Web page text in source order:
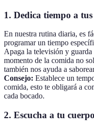
1. Dedica tiempo a
En nuestra rutina diaria, es
programar un tiempo
Apaga la televisión y
momento de la comida no
también nos ayuda a
Consejo: Establece un
comida, esto te obligará a
cada bocado.
2. Escucha a tu cuerpo